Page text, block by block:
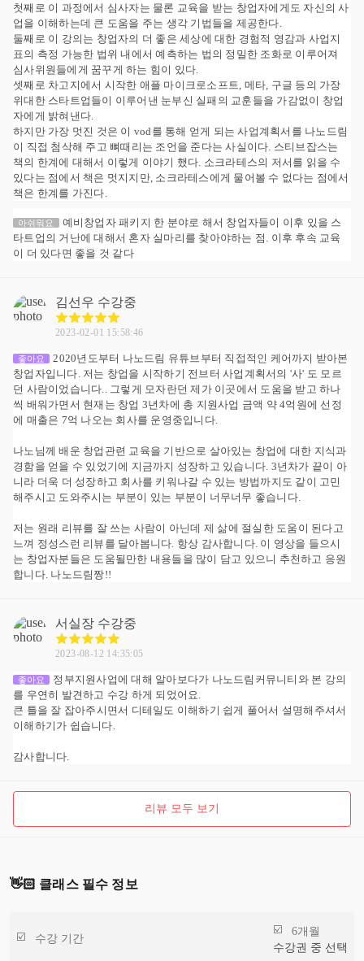
첫째로 이 과정에서 심사자는 물론 교육을 받는 창업자에게도 자신의 사
업을 이해하는데 큰 도움을 주는 생각 기법들을 제공한다.
둘째로 이 강의는 창업자의 더 좋은 세상에 대한 경험적 영감과 사업지
표의 측정 가능한 법위 내에서 예측하는 법의 정밀한 조화로 이루어져
심사위원들에게 꿈꾸게 하는 힘이 있다.
셋째로 차고지에서 시작한 애플 마이크로소프트, 메타, 구글 등의 가장
위대한 스타트업들이 이루어낸 눈부신 실패의 교훈들을 가감없이 창업
자에게 밝혀낸다.
하지만 가장 멋진 것은 이 vod를 통해 얻게 되는 사업계획서를 나노드림
이 직접 첨삭해 주고 뼈때리는 조언을 준다는 사실이다. 스티브잡스는
책의 한계에 대해서 이렇게 이야기 했다. 소크라테스의 저서를 읽을 수
있다는 점에서 책은 멋지지만, 소크라테스에게 물어볼 수 없다는 점에서
책은 한계를 가진다.
아쉬워요
예비창업자 패키지 한 분야로 해서 창업자들이 이후 있을 스
타트업의 거난에 대해서 혼자 실마리를 찾아야하는 점. 이후 후속 교육
이 더 있다면 좋을 것 같다
김선우 수강중
2023-02-01 15:58:46
좋아요
2020년도부터 나노드림 유튜브부터 직접적인 케어까지 받아본
창업자입니다. 저는 창업을 시작하기 전브터 사업계획서의 '사' 도 모르
던 사람이었습니다.. 그렇게 모자란던 제가 이곳에서 도움을 받고 하나
씩 배워가면서 현재는 창업 3년차에 총 지원사업 금액 약 4억원에 선정
에 매출은 7억 나오는 회사를 운영중입니다.
나노님께 배운 창업관련 교육을 기반으로 살아있는 창업에 대한 지식과
경함을 얻을 수 있었기에 지금까지 성장하고 있습니다. 3년차가 끝이 아
니라 더욱 더 성장하고 회사를 키워나갈 수 있는 방법까지도 같이 고민
해주시고 도와주시는 부분이 있는 부분이 너무너무 좋습니다.
저는 원래 리뷰를 잘 쓰는 사람이 아닌데 제 삶에 절실한 도움이 된다고
느껴 정성스런 리뷰를 달아봅니다. 항상 감사합니다. 이 영상을 들으시
는 창업자분들은 도움될만한 내용들을 많이 담고 있으니 추천하고 응원
합니다. 나노드림짱!!
서실장 수강중
2023-08-12 14:35:05
좋아요
정부지원사업에 대해 알아보다가 나노드림커뮤니티와 본 강의
를 우연히 발견하고 수강 하게 되었어요.
큰 틀을 잘 잡아주시면서 디테일도 이해하기 쉽게 풀어서 설명해주셔서
이해하기가 쉽습니다.
감사합니다.
리뷰 모두 보기
👋🏻 클래스 필수 정보
수강 기간
6개월
수강권 중 선택